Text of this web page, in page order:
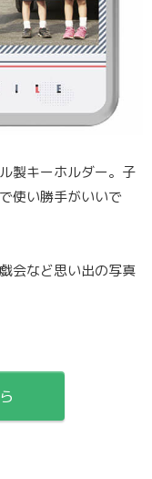
製キーホルダー。子
使い勝手がいいで
会など思い出の写真